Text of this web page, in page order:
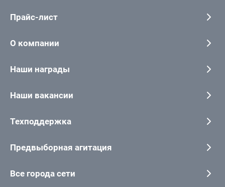
Прайс-лист
О компании
Наши награды
Наши вакансии
Техподдержка
Предвыборная агитация
Все города сети